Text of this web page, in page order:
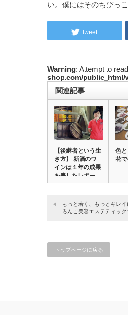
い。僕にはそのちびっ
Tweet
Warning: Attempt to
shop.com/public_html/
関連記事
【後継者という生
き方】 新酒のワ
インは１年の成果
を表したレポー
ト…
色
花で
もっと若く、もっとキレ
ろんこ美容エステティッ
トップページに戻る